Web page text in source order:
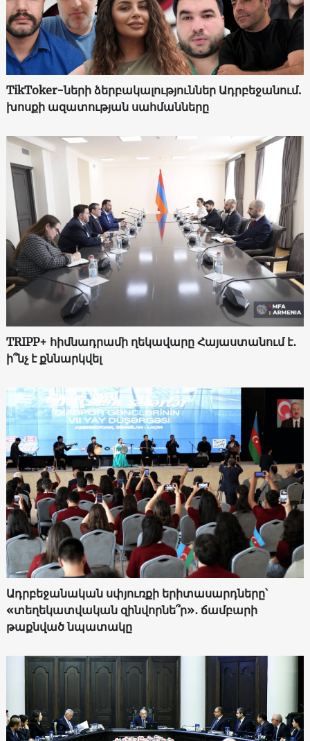
TikToker-ների ձերբակալություններ Ադրբեջանում.
խոսքի ազատության սահմանները
TRIPP+ հիմնադրամի ղեկավարը Հայաստանում է․
ի՞նչ է քննարկվել
Ադրբեջանական սփյուռքի երիտասարդները՝
«տեղեկատվական զինվորնե՞ր»․ ճամբարի
թաքնված նպատակը